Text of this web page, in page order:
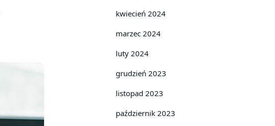
kwiecień 2024
marzec 2024
luty 2024
grudzień 2023
listopad 2023
październik 2023